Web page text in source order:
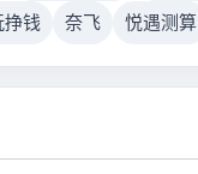
挣钱 奈飞 悦遇测算